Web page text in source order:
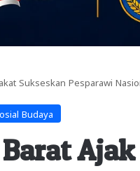
Sukseskan Pesparawi
Budaya